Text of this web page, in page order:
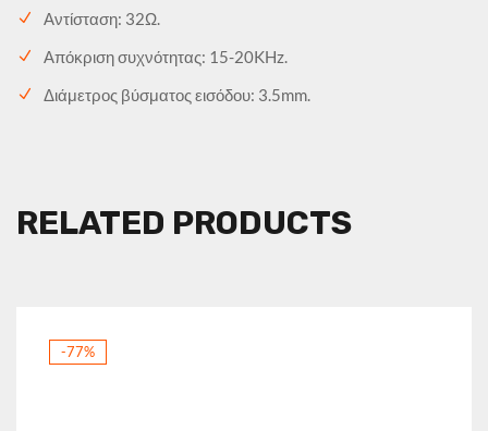
Αντίσταση: 32Ω.
Απόκριση συχνότητας: 15-20KHz.
Διάμετρος βύσματος εισόδου: 3.5mm.
RELATED PRODUCTS
-77%